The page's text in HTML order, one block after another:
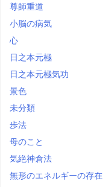
尊師重道
小脳の病気
心
日之本元極
日之本元極気功
景色
未分類
歩法
母のこと
気絶神倉法
無形のエネルギーの存在